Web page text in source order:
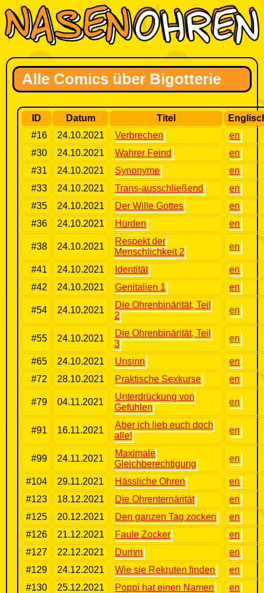
Alle Comics über Bigotterie
ID Datum Titel
#16
24.10.2021 Verbrechen
en
#30
24.10.2021 Wahrer Feind
en
#31
24.10.2021 Synonyme
en
#33
24.10.2021 Trans-ausschließend
en
#35
24.10.2021 Der Wille Gottes
en
#36
24.10.2021 Hürden en
#38 24.10.2021
Respekt der
Menschlichkeit 2
en
#41 24.10.2021 Identität
en
#42
24.10.2021 Genitalien 1 en
#54 24.10.2021
Die Ohrenbinärität, Teil
2
en
#55 24.10.2021
Die Ohrenbinärität, Teil
3
en
#65 24.10.2021 Unsinn
en
#72
28.10.2021 Praktische Sexkurse en
#79 04.11.2021
Unterdrückung von
Gefühlen
en
#91 16.11.2021
Aber ich lieb euch doch
alle!
en
#99 24.11.2021
Maximale
Gleichberechtigung
en
#104 29.11.2021 Hässliche Ohren
en
#123
18.12.2021 Die Ohrenternärität
en
#125
20.12.2021 Den ganzen Tag zocken
en
#126
21.12.2021 Faule Zocker
en
#127
22.12.2021 Dumm
en
#129
24.12.2021 Wie sie Rekruten finden
en
#130
25.12.2021 Poppi hat einen Namen
en